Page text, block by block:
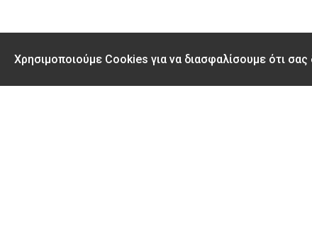
Χρησιμοποιούμε Cookies για να διασφαλίσουμε ότι